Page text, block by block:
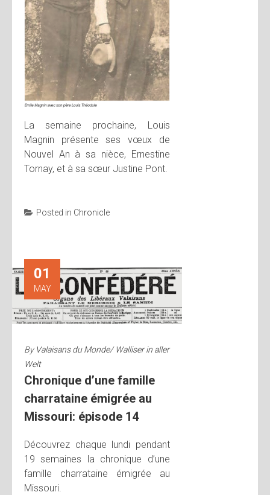
La semaine prochaine, Louis
Magnin présente ses vœux de
Nouvel An à sa nièce, Ernestine
Tornay, et à sa sœur Justine Pont.
Posted in Chronicle
01
MAY
By Valaisans du Monde/ Walliser in aller
Welt
Chronique d’une famille
charrataine émigrée au
Missouri: épisode 14
Découvrez chaque lundi pendant
19 semaines la chronique d’une
famille charrataine émigrée au
Missouri.